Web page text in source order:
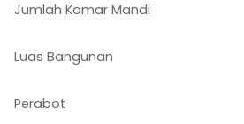
Jumlah Kamar Mandi
Luas Bangunan
Perabot